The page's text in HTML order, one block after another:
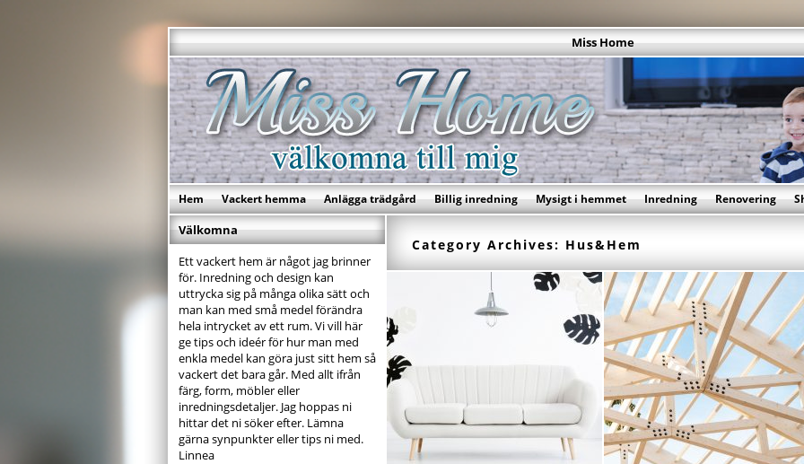
Miss Home
Hem Vackert hemma Anlägga trädgård Billig inredning Mysigt i hemmet Inredning Renovering
Category Archives: Hus&Hem
Välkomna
Ett vackert hem är något jag brinner
för. Inredning och design kan
uttrycka sig på många olika sätt och
man kan med små medel förändra
hela intrycket av ett rum. Vi vill här
ge tips och ideér för hur man med
enkla medel kan göra just sitt hem så
vackert det bara går. Med allt ifrån
färg, form, möbler eller
inredningsdetaljer. Jag hoppas ni
hittar det ni söker efter. Lämna
gärna synpunkter eller tips ni med.
Linnea